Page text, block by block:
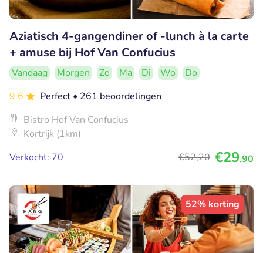
Aziatisch 4-gangendiner of -lunch à la carte
+ amuse bij Hof Van Confucius
Vandaag Morgen Zo Ma Di Wo
Do
9.6
Perfect • 261 beoordelingen
Bistro Hof Van Confucius
Kortrijk (1km)
Verkocht: 70
€52,20 €29,90
52% korting